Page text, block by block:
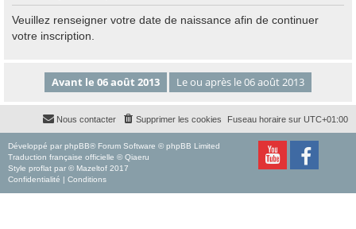
Veuillez renseigner votre date de naissance afin de continuer
votre inscription.
Fuseau horaire sur UTC+01:00
Supprimer les cookies
Nous contacter
Développé par phpBB® Forum Software © phpBB Limited
Traduction française officielle © Qiaeru
Style proflat par © Mazeltof 2017
Confidentialité
Conditions